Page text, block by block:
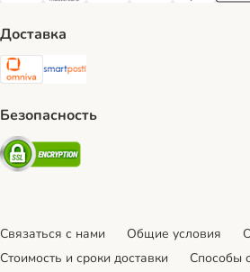
Доставка
Omniva Shipping Method
SmartPosti Shipping Method
Безопасность
Security
Связаться с нами Общие условия
Стоимость и сроки доставки
Cпособы